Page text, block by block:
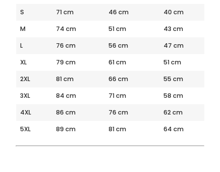
S
71 cm 46 cm
40 cm
M
74 cm 51 cm
43 cm
L
76 cm 56 cm
47 cm
XL
79 cm 61 cm
51 cm
2XL
81 cm 66 cm
55 cm
3XL
84 cm 71 cm
58 cm
4XL
86 cm 76 cm
62 cm
5XL
89 cm 81 cm 64 cm